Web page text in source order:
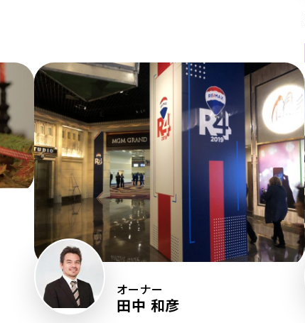
オーナー
田中 和彦